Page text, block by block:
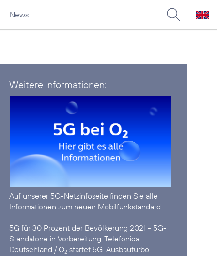
News
Weitere Informationen:
Auf unserer 5G-Netzinfoseite finden Sie alle
Informationen zum neuen Mobilfunkstandard.
5G für 30 Prozent der Bevölkerung 2021 - 5G-
Standalone in Vorbereitung:Telefónica
Deutschland / O2 startet 5G-Ausbauturbo